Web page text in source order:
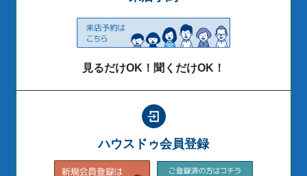
見るだけOK！聞くだけOK！
ハウスドゥ会員登録